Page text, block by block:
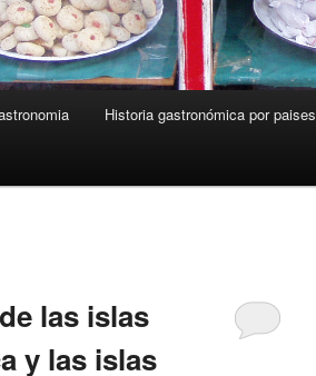
Historia gastronómica por paises
las islas
y las islas